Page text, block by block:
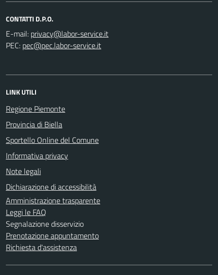
CONTATTI D.P.O.
E-mail:
PEC:
LINK UTILI
Regione Piemonte
Provincia di Biella
Sportello Online del Comune
Informativa privacy
Note legali
Dichiarazione di accessibilità
Amministrazione trasparente
Leggi le FAQ
Segnalazione disservizio
Prenotazione appuntamento
Richiesta d'assistenza